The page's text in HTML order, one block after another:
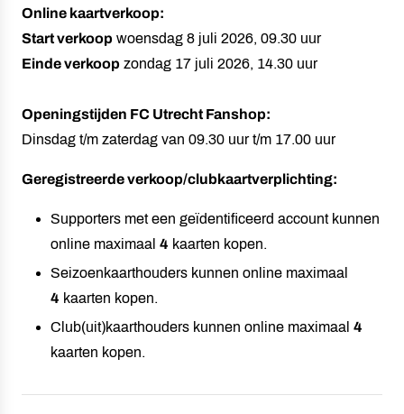
Online kaartverkoop:
Start verkoop woensdag 8 juli 2026, 09.30 uur
Einde verkoop zondag 17 juli 2026, 14.30 uur
Openingstijden FC Utrecht Fanshop:
Dinsdag t/m zaterdag van 09.30 uur t/m 17.00 uur
Geregistreerde verkoop/clubkaartverplichting:
Supporters met een geïdentificeerd account kunnen
online maximaal 4 kaarten kopen.
Seizoenkaarthouders kunnen online maximaal
4 kaarten kopen.
Club(uit)kaarthouders kunnen online maximaal 4
kaarten kopen.